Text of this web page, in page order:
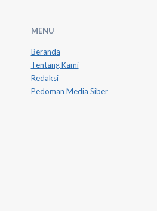
MENU
Beranda
Tentang Kami
Redaksi
Pedoman Media Siber